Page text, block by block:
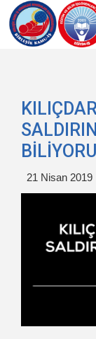
21 Nisan 2019